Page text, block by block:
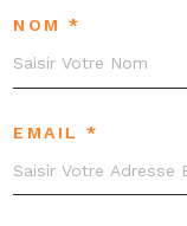
NOM *
EMAIL *